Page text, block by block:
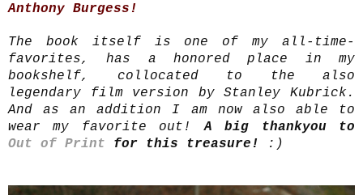
Anthony Burgess!
The book itself is one of my all-time-
favorites, has a honored place in my
bookshelf, collocated to the also
legendary film version by Stanley Kubrick.
And as an addition I am now also able to
wear my favorite out!A big thankyou to
Out of Print for this treasure! :)